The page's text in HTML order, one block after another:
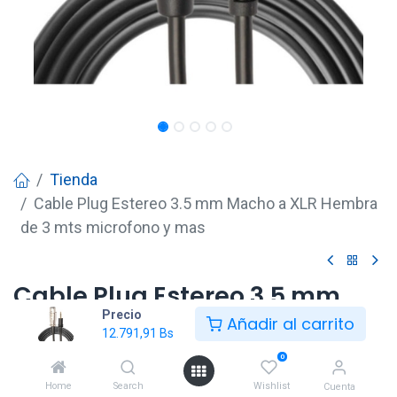
Precio
12.791,91 Bs Añadir al carrito
Home Search
0
Wishlist Cuenta
Tienda
Cable Plug Estereo 3.5 mm Macho a XLR Hembra
de 3 mts microfono y mas
Cable Plug Estereo 3.5 mm
Macho a XLR Hembra de 3
mts microfono y mas